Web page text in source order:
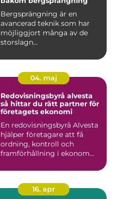
Bergsprängning är en
avancerad teknik som har
möjliggjort många av de
storslagn...
04. maj
Redovisningsbyrå alvesta
så hittar du rätt partner för
företagets ekonomi
En redovisningsbyrå Alvesta
hjälper företagare att få
ordning, kontroll och
framförhållning i ekonom...
16. apr